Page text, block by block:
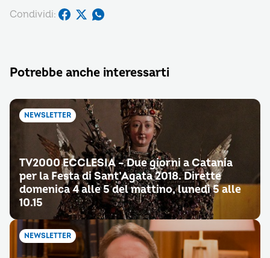
Condividi:
Potrebbe anche interessarti
NEWSLETTER
TV2000 ECCLESIA – Due giorni a Catania
per la Festa di Sant’Agata 2018. Dirette
domenica 4 alle 5 del mattino, lunedì 5 alle
10.15
NEWSLETTER